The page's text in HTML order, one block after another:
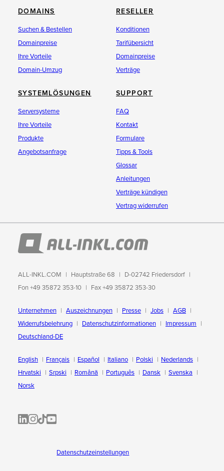
DOMAINS
Suchen & Bestellen
Domainpreise
Ihre Vorteile
Domain-Umzug
RESELLER
Konditionen
Tarifübersicht
Domainpreise
Verträge
SYSTEMLÖSUNGEN
Serversysteme
Ihre Vorteile
Produkte
Angebotsanfrage
SUPPORT
FAQ
Kontakt
Formulare
Tipps & Tools
Glossar
Anleitungen
Verträge kündigen
Vertrag widerrufen
ALL-INKL.COM Hauptstraße 68
D-02742 Friedersdorf
Fon +49 35872 353-10
Fax +49 35872 353-30
Unternehmen Auszeichnungen Presse Jobs
AGB
Widerrufsbelehrung
Datenschutzinformationen
Impressum
Deutschland-DE
English Français Español Italiano Polski
Nederlands
Hrvatski
Srpski Română Português Dansk
Svenska
Norsk
ALL-INKL.COM | LinkedIn
ALL-INKL.COM • Instagram photos and videos
ALL-INKL.COM | TikTok
ALLINKL.COM - YouTube
Datenschutzeinstellungen